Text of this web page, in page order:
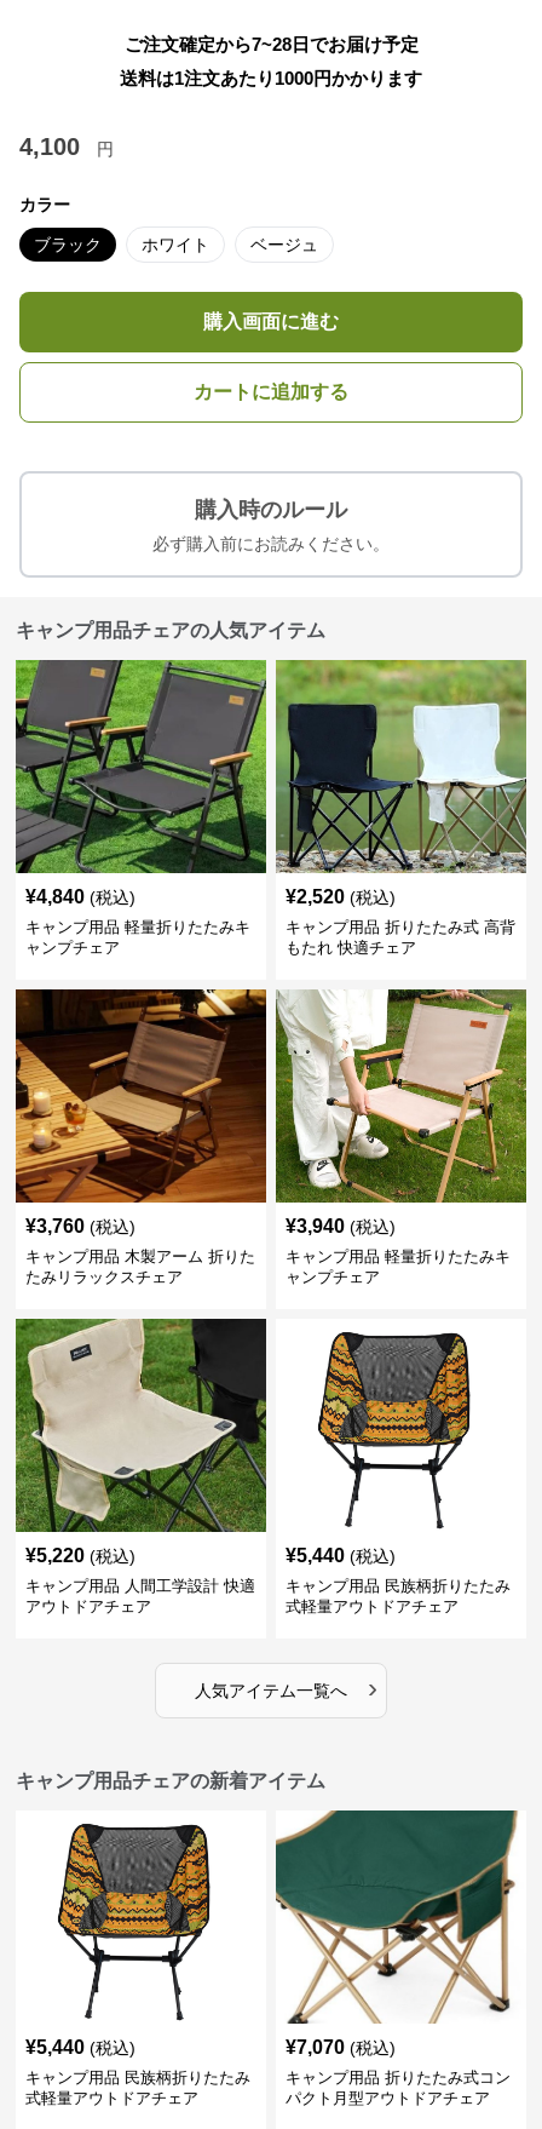
ご注文確定から7~28日でお届け予定
送料は1注文あたり 1000円かかります
4,100 円
カラー
ブラック ホワイト ベージュ
購入画面に進む
カートに追加する
購入時のルール
必ず購入前にお読みください。
キャンプ用品チェアの人気アイテム
¥4,840 (税込)
キャンプ用品 軽量折りたたみキ
ャンプチェア
¥2,520 (税込)
キャンプ用品 折りたたみ式 高背
もたれ 快適チェア
¥3,760 (税込)
キャンプ用品 木製アーム 折りた
たみリラックスチェア
¥3,940 (税込)
キャンプ用品 軽量折りたたみキ
ャンプチェア
¥5,220 (税込)
キャンプ用品 人間工学設計 快適
アウトドアチェア
¥5,440 (税込)
キャンプ用品 民族柄折りたたみ
式軽量アウトドアチェア
人気アイテム一覧へ ›
キャンプ用品チェアの新着アイテム
¥5,440 (税込)
キャンプ用品 民族柄折りたたみ
式軽量アウトドアチェア
¥7,070 (税込)
キャンプ用品 折りたたみ式コン
パクト月型アウトドアチェア